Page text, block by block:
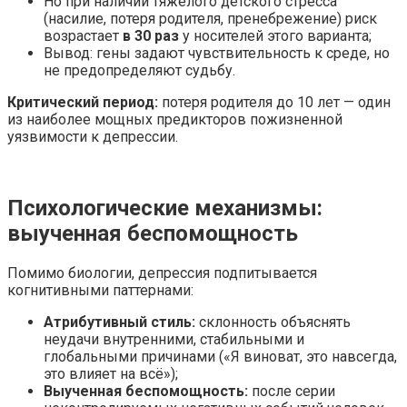
(насилие, потеря родителя, пренебрежение) риск
возрастает в 30 раз у носителей этого варианта;
Вывод: гены задают чувствительность к среде, но
не предопределяют судьбу.
Критический период: потеря родителя до 10 лет — один
из наиболее мощных предикторов пожизненной
уязвимости к депрессии.
Психологические механизмы:
выученная беспомощность
Помимо биологии, депрессия подпитывается
когнитивными паттернами:
Атрибутивный стиль: склонность объяснять
неудачи внутренними, стабильными и
глобальными причинами («Я виноват, это навсегда,
это влияет на всё»);
Выученная беспомощность: после серии